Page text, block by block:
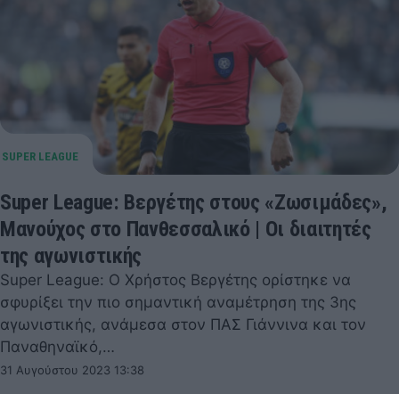
Super League: Βεργέτης στους «Ζωσιμάδες»,
Μανούχος στο Πανθεσσαλικό | Οι διαιτητές
της αγωνιστικής
Super League: Ο Χρήστος Βεργέτης ορίστηκε να
σφυρίξει την πιο σημαντική αναμέτρηση της 3ης
αγωνιστικής, ανάμεσα στον ΠΑΣ Γιάννινα και τον
Παναθηναϊκό,…
31 Αυγούστου 2023 13:38